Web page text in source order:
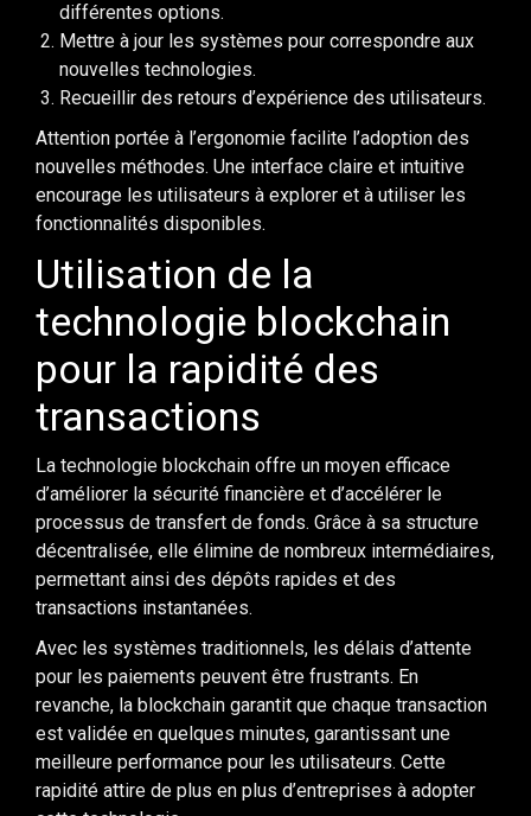
différentes options.
Mettre à jour les systèmes pour correspondre aux
nouvelles technologies.
Recueillir des retours d’expérience des utilisateurs.
Attention portée à l’ergonomie facilite l’adoption des
nouvelles méthodes. Une interface claire et intuitive
encourage les utilisateurs à explorer et à utiliser les
fonctionnalités disponibles.
Utilisation de la
technologie blockchain
pour la rapidité des
transactions
La technologie blockchain offre un moyen efficace
d’améliorer la sécurité financière et d’accélérer le
processus de transfert de fonds. Grâce à sa structure
décentralisée, elle élimine de nombreux intermédiaires,
permettant ainsi des dépôts rapides et des
transactions instantanées.
Avec les systèmes traditionnels, les délais d’attente
pour les paiements peuvent être frustrants. En
revanche, la blockchain garantit que chaque transaction
est validée en quelques minutes, garantissant une
meilleure performance pour les utilisateurs. Cette
rapidité attire de plus en plus d’entreprises à adopter